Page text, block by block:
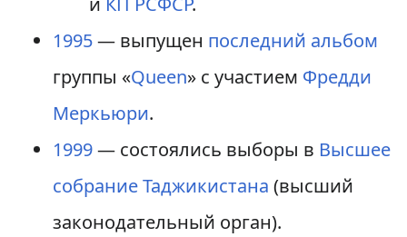
1995— выпущен последний альбом
группы «Queen» с участием Фредди
Меркьюри.
1999— состоялись выборы в Высшее
собрание Таджикистана (высший
законодательный орган).